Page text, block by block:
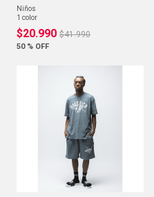
niños
1 color
$20.990 $41.990
50 % OFF